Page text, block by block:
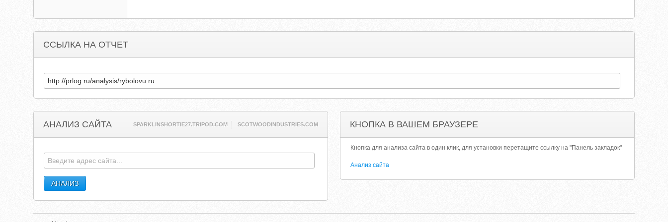
ССЫЛКА НА ОТЧЕТ
АНАЛИЗ САЙТА SPARKLINSHORTIE27.TRIPOD.COM SCOTWOODINDUSTRIES.COM КНОПКА В ВАШЕМ БРАУЗЕРЕ
Кнопка для анализа сайта в один клик, для установки перетащите ссылку на "Панель закладок"
Анализ сайта